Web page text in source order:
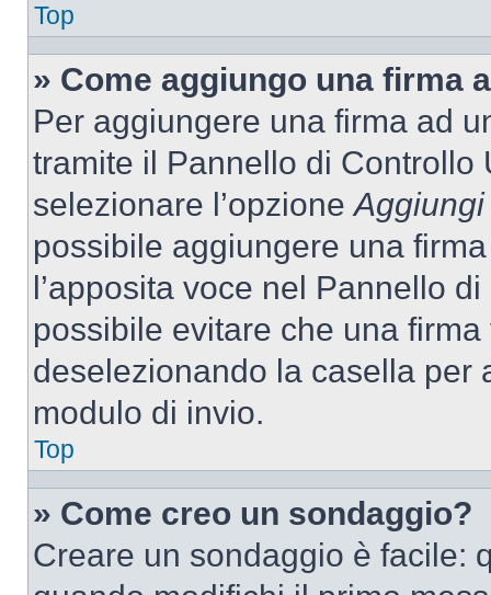
Top
» Come aggiungo una firma
Per aggiungere una firma ad
tramite il Pannello di Controllo
selezionare l’opzione
possibile aggiungere una
l’apposita voce nel Pannello
possibile evitare che una
deselezionando la casella per
modulo di invio.
Top
» Come creo un sondaggio?
Creare un sondaggio è facile: